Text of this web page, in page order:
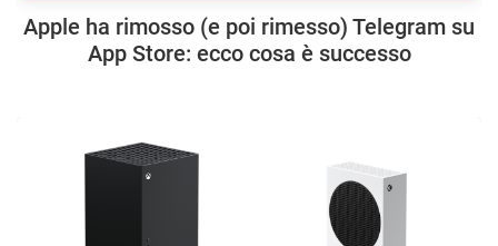
Apple ha rimosso (e poi rimesso) Telegram su
App Store: ecco cosa è successo